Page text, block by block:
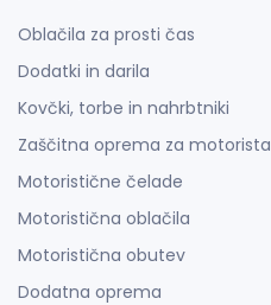
Oblačila za prosti čas
Dodatki in darila
Kovčki, torbe in nahrbtniki
Zaščitna oprema za motorista
Motoristične čelade
Motoristična oblačila
Motoristična obutev
Dodatna oprema